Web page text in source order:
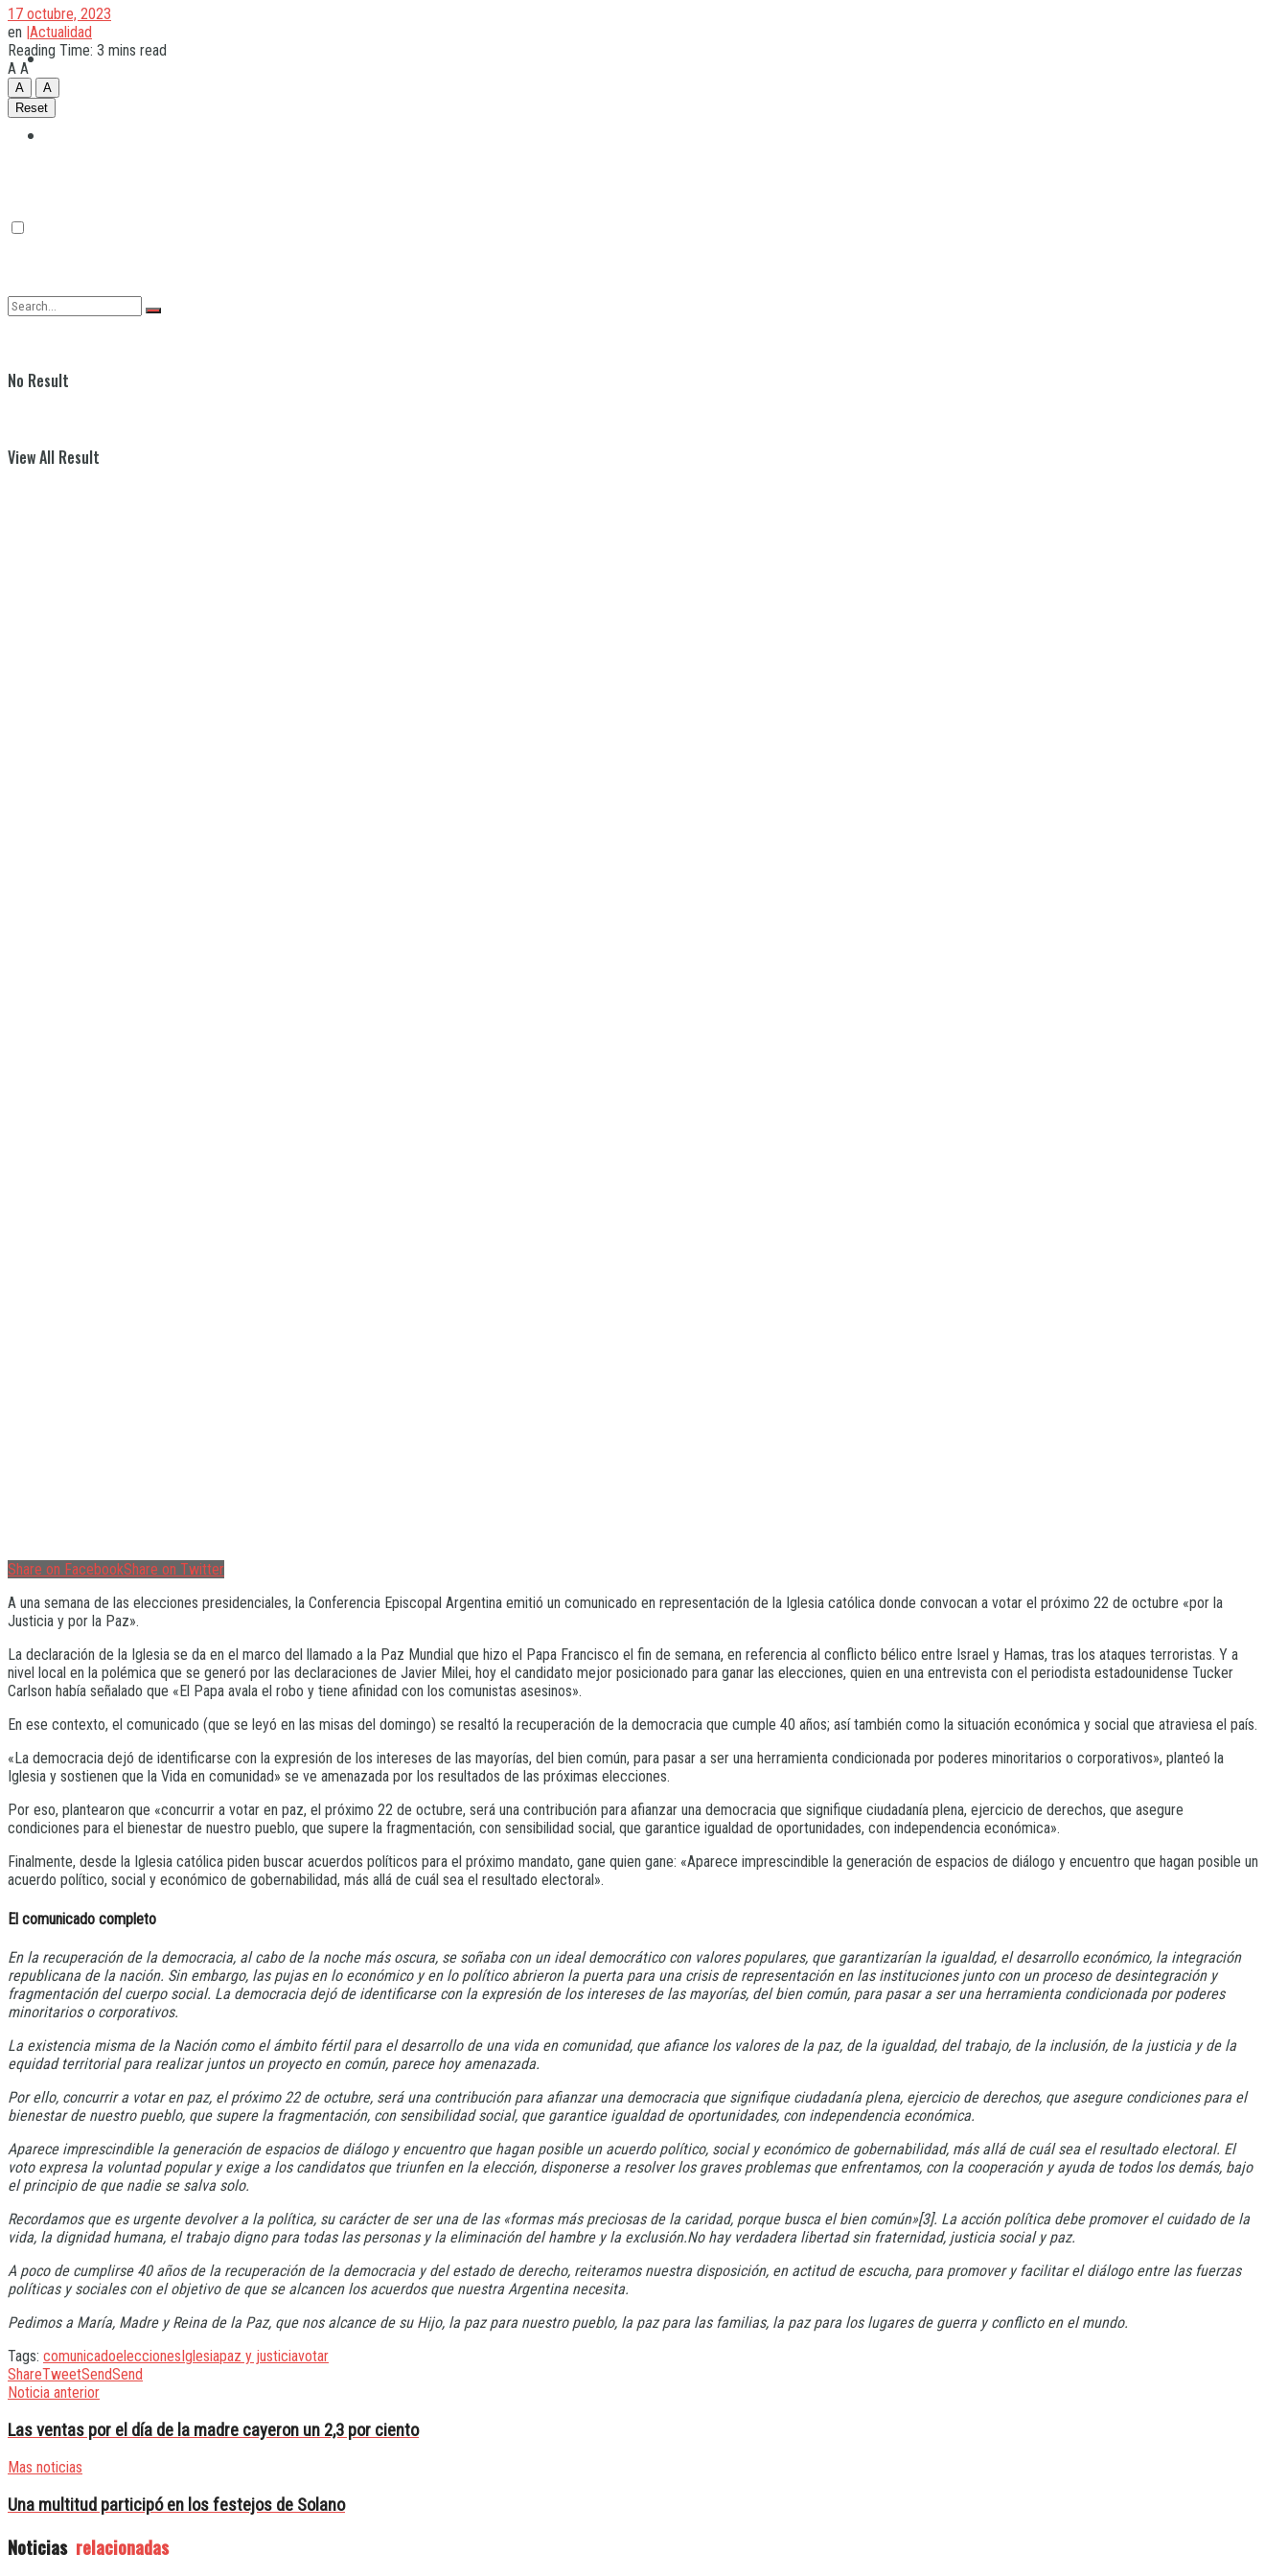
Quilmes
No Result
View All Result
17 octubre, 2023
en |Actualidad
Reading Time: 3 mins read
A A
A
A
Reset
Share on FacebookShare on Twitter
A una semana de las elecciones presidenciales, la Conferencia Episcopal Argentina emitió un comunicado en representación de la Iglesia católica donde convocan a votar el próximo 22 de octubre «por la
Justicia y por la Paz».
La declaración de la Iglesia se da en el marco del llamado a la Paz Mundial que hizo el Papa Francisco el fin de semana, en referencia al conflicto bélico entre Israel y Hamas, tras los ataques terroristas. Y a
nivel local en la polémica que se generó por las declaraciones de Javier Milei, hoy el candidato mejor posicionado para ganar las elecciones, quien en una entrevista con el periodista estadounidense Tucker
Carlson había señalado que «El Papa avala el robo y tiene afinidad con los comunistas asesinos».
En ese contexto, el comunicado (que se leyó en las misas del domingo) se resaltó la recuperación de la democracia que cumple 40 años; así también como la situación económica y social que atraviesa el país.
«La democracia dejó de identificarse con la expresión de los intereses de las mayorías, del bien común, para pasar a ser una herramienta condicionada por poderes minoritarios o corporativos», planteó la
Iglesia y sostienen que la Vida en comunidad» se ve amenazada por los resultados de las próximas elecciones.
Por eso, plantearon que «concurrir a votar en paz, el próximo 22 de octubre, será una contribución para afianzar una democracia que signifique ciudadanía plena, ejercicio de derechos, que asegure
condiciones para el bienestar de nuestro pueblo, que supere la fragmentación, con sensibilidad social, que garantice igualdad de oportunidades, con independencia económica».
Finalmente, desde la Iglesia católica piden buscar acuerdos políticos para el próximo mandato, gane quien gane: «Aparece imprescindible la generación de espacios de diálogo y encuentro que hagan posible un
acuerdo político, social y económico de gobernabilidad, más allá de cuál sea el resultado electoral».
El comunicado completo
En la recuperación de la democracia, al cabo de la noche más oscura, se soñaba con un ideal democrático con valores populares, que garantizarían la igualdad, el desarrollo económico, la integración
republicana de la nación. Sin embargo, las pujas en lo económico y en lo político abrieron la puerta para una crisis de representación en las instituciones junto con un proceso de desintegración y
fragmentación del cuerpo social. La democracia dejó de identificarse con la expresión de los intereses de las mayorías, del bien común, para pasar a ser una herramienta condicionada por poderes
minoritarios o corporativos.
La existencia misma de la Nación como el ámbito fértil para el desarrollo de una vida en comunidad, que afiance los valores de la paz, de la igualdad, del trabajo, de la inclusión, de la justicia y de la
equidad territorial para realizar juntos un proyecto en común, parece hoy amenazada.
Por ello, concurrir a votar en paz, el próximo 22 de octubre, será una contribución para afianzar una democracia que signifique ciudadanía plena, ejercicio de derechos, que asegure condiciones para el
bienestar de nuestro pueblo, que supere la fragmentación, con sensibilidad social, que garantice igualdad de oportunidades, con independencia económica.
Aparece imprescindible la generación de espacios de diálogo y encuentro que hagan posible un acuerdo político, social y económico de gobernabilidad, más allá de cuál sea el resultado electoral. El
voto expresa la voluntad popular y exige a los candidatos que triunfen en la elección, disponerse a resolver los graves problemas que enfrentamos, con la cooperación y ayuda de todos los demás, bajo
el principio de que nadie se salva solo.
Recordamos que es urgente devolver a la política, su carácter de ser una de las «formas más preciosas de la caridad, porque busca el bien común»[3]. La acción política debe promover el cuidado de la
vida, la dignidad humana, el trabajo digno para todas las personas y la eliminación del hambre y la exclusión.No hay verdadera libertad sin fraternidad, justicia social y paz.
A poco de cumplirse 40 años de la recuperación de la democracia y del estado de derecho, reiteramos nuestra disposición, en actitud de escucha, para promover y facilitar el diálogo entre las fuerzas
políticas y sociales con el objetivo de que se alcancen los acuerdos que nuestra Argentina necesita.
Pedimos a María, Madre y Reina de la Paz, que nos alcance de su Hijo, la paz para nuestro pueblo, la paz para las familias, la paz para los lugares de guerra y conflicto en el mundo.
Tags: comunicadoeleccionesIglesiapaz y justiciavotar
ShareTweetSendSend
Noticia anterior
Las ventas por el día de la madre cayeron un 2,3 por ciento
Mas noticias
Una multitud participó en los festejos de Solano
Noticias relacionadas